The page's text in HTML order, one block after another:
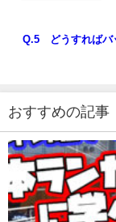
Q.5 どうすればバ
おすすめの記事